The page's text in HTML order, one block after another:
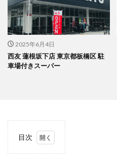
2025年6月4日
西友 蓮根坂下店 東京都板橋区 駐
車場付きスーパー
目次